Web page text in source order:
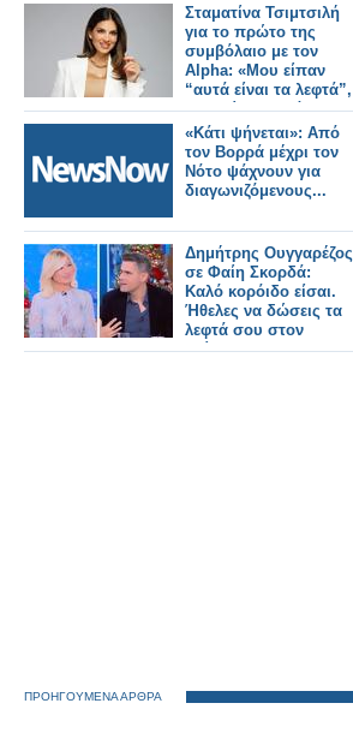
Σταματίνα Τσιμτσιλή
για το πρώτο της
συμβόλαιο με τον
Alpha: «Μου είπαν
“αυτά είναι τα λεφτά”,
τους είπα “εντάξει”,
δεν
διαπραγματεύτηκα»
«Κάτι ψήνεται»: Από
τον Βορρά μέχρι τον
Νότο ψάχνουν για
διαγωνιζόμενους...
Δημήτρης Ουγγαρέζος
σε Φαίη Σκορδά:
Καλό κορόιδο είσαι.
Ήθελες να δώσεις τα
λεφτά σου στον
Τσίπρα...
ΠΡΟΗΓΟΥΜΕΝΑ ΑΡΘΡΑ